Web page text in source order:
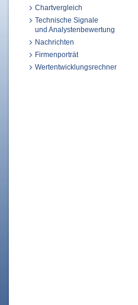
Chartvergleich
Technische Signale
und Analystenbewertung
Nachrichten
Firmenporträt
Wertentwicklungsrechner